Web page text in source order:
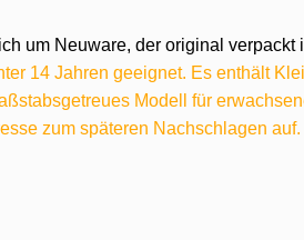
um Neuware, der original
14 Jahren geeignet. Es enthält
Modell für
zum späteren Nachschlagen auf.